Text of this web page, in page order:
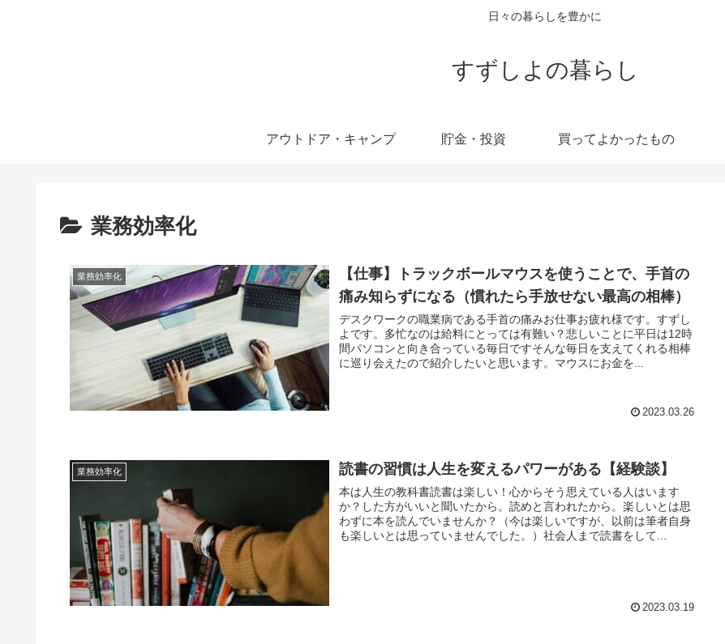
日々の暮らしを豊かに
すずしよの暮らし
アウトドア・キャンプ 貯金・投資 買ってよかったもの
業務効率化
業務効率化
【仕事】トラックボールマウスを使うことで、手首の
痛み知らずになる（慣れたら手放せない最高の相棒）
デスクワークの職業病である手首の痛みお仕事お疲れ様です。すずし
よです。多忙なのは給料にとっては有難い？悲しいことに平日は12時
間パソコンと向き合っている毎日ですそんな毎日を支えてくれる相棒
に巡り会えたので紹介したいと思います。マウスにお金を...
2023.03.26
業務効率化 読書の習慣は人生を変えるパワーがある【経験談】
本は人生の教科書読書は楽しい！心からそう思えている人はいます
か？した方がいいと聞いたから。読めと言われたから。楽しいとは思
わずに本を読んでいませんか？（今は楽しいですが、以前は筆者自身
も楽しいとは思っていませんでした。）社会人まで読書をして...
2023.03.19